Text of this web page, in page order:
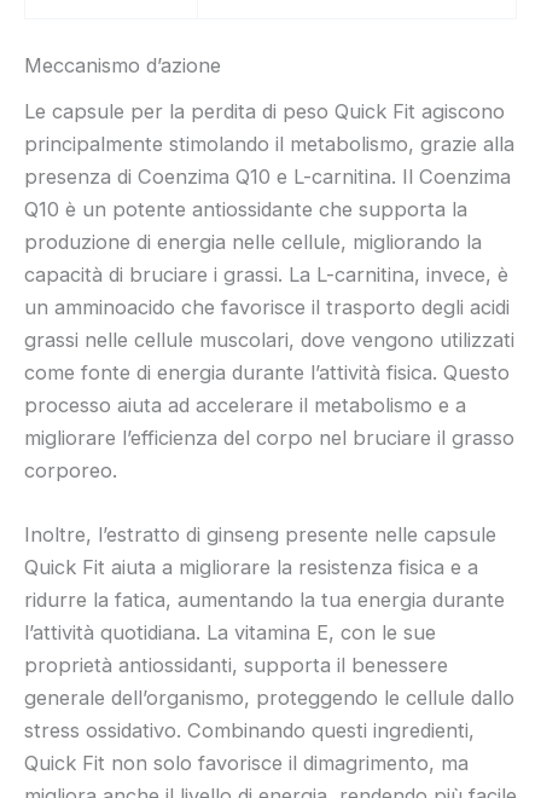
Meccanismo d’azione
Le capsule per la perdita di peso Quick Fit agiscono
principalmente stimolando il metabolismo, grazie alla
presenza di Coenzima Q10 e L-carnitina. Il Coenzima
Q10 è un potente antiossidante che supporta la
produzione di energia nelle cellule, migliorando la
capacità di bruciare i grassi. La L-carnitina, invece, è
un amminoacido che favorisce il trasporto degli acidi
grassi nelle cellule muscolari, dove vengono utilizzati
come fonte di energia durante l’attività fisica. Questo
processo aiuta ad accelerare il metabolismo e a
migliorare l’efficienza del corpo nel bruciare il grasso
corporeo.
Inoltre, l’estratto di ginseng presente nelle capsule
Quick Fit aiuta a migliorare la resistenza fisica e a
ridurre la fatica, aumentando la tua energia durante
l’attività quotidiana. La vitamina E, con le sue
proprietà antiossidanti, supporta il benessere
generale dell’organismo, proteggendo le cellule dallo
stress ossidativo. Combinando questi ingredienti,
Quick Fit non solo favorisce il dimagrimento, ma